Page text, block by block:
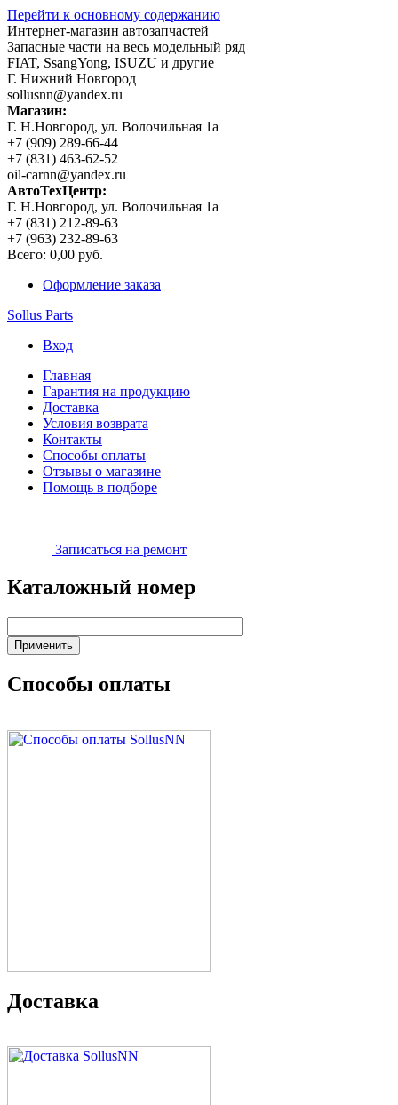
Перейти к основному содержанию
Интернет-магазин автозапчастей
Запасные части на весь модельный ряд
FIAT, SsangYong, ISUZU и другие
Г. Нижний Новгород
sollusnn@yandex.ru
Магазин:
Г. Н.Новгород, ул. Волочильная 1а
+7 (909) 289-66-44
+7 (831) 463-62-52
oil-carnn@yandex.ru
АвтоТехЦентр:
Г. Н.Новгород, ул. Волочильная 1а
+7 (831) 212-89-63
+7 (963) 232-89-63
Всего: 0,00 руб.
Оформление заказа
Sollus Parts
Вход
Главная
Гарантия на продукцию
Доставка
Условия возврата
Контакты
Способы оплаты
Отзывы о магазине
Помощь в подборе
Записаться на ремонт
Каталожный номер
Способы оплаты
Доставка